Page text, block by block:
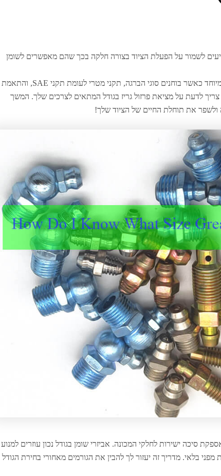
לשמור על הפעלת הציוד בצורה חלקה בכך שהם מאפשרים לשומן
אבל בחירת הגודל הנכון של אביזרי השומן יכולה להיות מסובכת, במיוחד כאשר בוחנים סוגי הברגה, תקני מטרי לעומת תקני SAE, והתאמת
לדעת על מציאת פרזול גריז בגודל המתאים לצרכים שלך. המשך
את תוחלת החיים של הציוד שלך!
סיכה ישירות לחלקי המכונה. אביזרי שומן בגודל נכון עוזרים למנוע
בלאי. מדריך זה יעזור לך להבין את הגורמים מאחורי בחירת הגודל